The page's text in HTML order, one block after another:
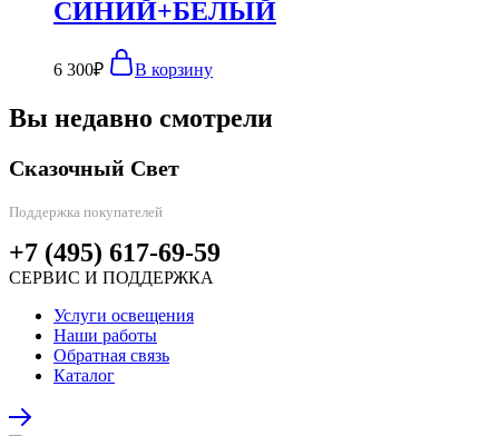
СИНИЙ+БЕЛЫЙ
6 300₽ В корзину
Вы недавно смотрели
Сказочный Свет
Поддержка покупателей
+7 (495) 617-69-59
СЕРВИС И ПОДДЕРЖКА
Услуги освещения
Наши работы
Обратная связь
Каталог